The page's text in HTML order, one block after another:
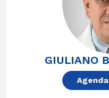
GIULIANO